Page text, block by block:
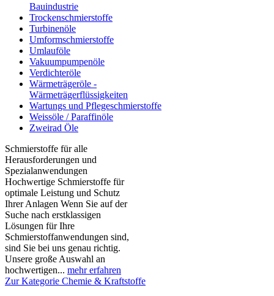
Bauindustrie
Trockenschmierstoffe
Turbinenöle
Umformschmierstoffe
Umlauföle
Vakuumpumpenöle
Verdichteröle
Wärmeträgeröle -
Wärmeträgerflüssigkeiten
Wartungs und Pflegeschmierstoffe
Weissöle / Paraffinöle
Zweirad Öle
Schmierstoffe für alle
Herausforderungen und
Spezialanwendungen
Hochwertige Schmierstoffe für
optimale Leistung und Schutz
Ihrer Anlagen Wenn Sie auf der
Suche nach erstklassigen
Lösungen für Ihre
Schmierstoffanwendungen sind,
sind Sie bei uns genau richtig.
Unsere große Auswahl an
hochwertigen... mehr erfahren
Zur Kategorie Chemie & Kraftstoffe